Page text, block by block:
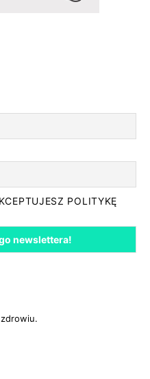
POLITYKĘ